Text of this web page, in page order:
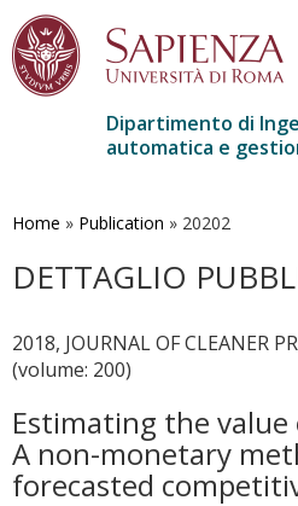
contenuto
Dipartimento di
automatica e
Home » Publication » 20202
DETTAGLIO
2018, JOURNAL OF CLEANER
(volume: 200)
Estimating the
A non-monetary
forecasted